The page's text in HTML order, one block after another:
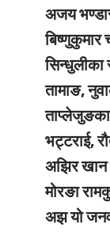
अजय
बिष्णुकुमार
सिन्धुलीका
तामाङ,
भट्टराई,
अझिर खान
मोरङा
अझ यो